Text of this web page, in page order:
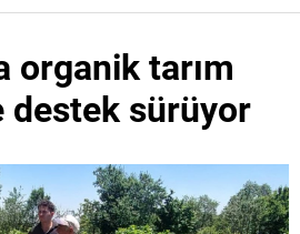
organik tarım
destek sürüyor